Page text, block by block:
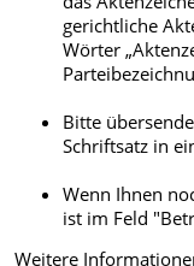
gerichtliche
Wörter
Bitte
Schriftsatz in
Wenn Ihnen
ist im Feld
Weitere